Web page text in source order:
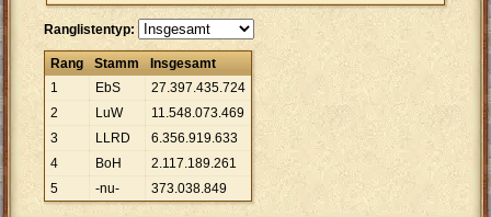
Ranglistentyp:
Rang Stamm
Insgesamt
1
EbS 27.397.435.724
2
LuW 11.548.073.469
3
LLRD 6.356.919.633
4
BoH 2.117.189.261
5
-nu- 373.038.849